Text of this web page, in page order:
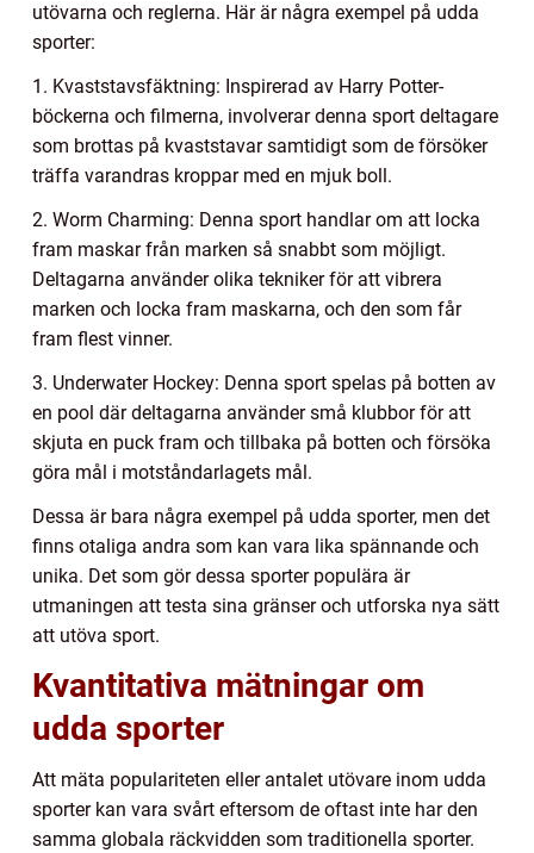
utövarna och reglerna. Här är några exempel på udda
sporter:
1. Kvaststavsfäktning: Inspirerad av Harry Potter-
böckerna och filmerna, involverar denna sport deltagare
som brottas på kvaststavar samtidigt som de försöker
träffa varandras kroppar med en mjuk boll.
2. Worm Charming: Denna sport handlar om att locka
fram maskar från marken så snabbt som möjligt.
Deltagarna använder olika tekniker för att vibrera
marken och locka fram maskarna, och den som får
fram flest vinner.
3. Underwater Hockey: Denna sport spelas på botten av
en pool där deltagarna använder små klubbor för att
skjuta en puck fram och tillbaka på botten och försöka
göra mål i motståndarlagets mål.
Dessa är bara några exempel på udda sporter, men det
finns otaliga andra som kan vara lika spännande och
unika. Det som gör dessa sporter populära är
utmaningen att testa sina gränser och utforska nya sätt
att utöva sport.
Kvantitativa mätningar om
udda sporter
Att mäta populariteten eller antalet utövare inom udda
sporter kan vara svårt eftersom de oftast inte har den
samma globala räckvidden som traditionella sporter.